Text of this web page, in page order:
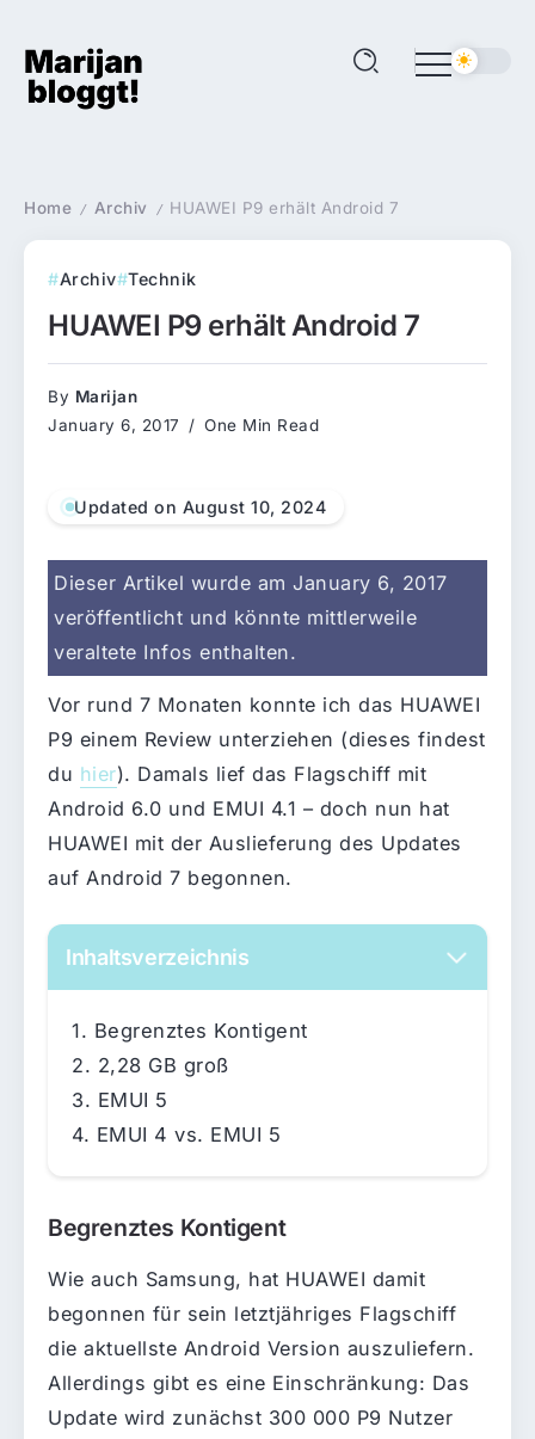
Home / Archiv / HUAWEI P9 erhält Android 7
Archiv Technik
HUAWEI P9 erhält Android 7
By Marijan
January 6, 2017
One Min Read
Updated on August 10, 2024
Dieser Artikel wurde am January 6, 2017
veröffentlicht und könnte mittlerweile
veraltete Infos enthalten.
Vor rund 7 Monaten konnte ich das HUAWEI
P9 einem Review unterziehen (dieses findest
du hier). Damals lief das Flagschiff mit
Android 6.0 und EMUI 4.1 – doch nun hat
HUAWEI mit der Auslieferung des Updates
auf Android 7 begonnen.
Inhaltsverzeichnis
Begrenztes Kontigent
2,28 GB groß
EMUI 5
EMUI 4 vs. EMUI 5
Begrenztes Kontigent
Wie auch Samsung, hat HUAWEI damit
begonnen für sein letztjähriges Flagschiff
die aktuellste Android Version auszuliefern.
Allerdings gibt es eine Einschränkung: Das
Update wird zunächst 300 000 P9 Nutzer